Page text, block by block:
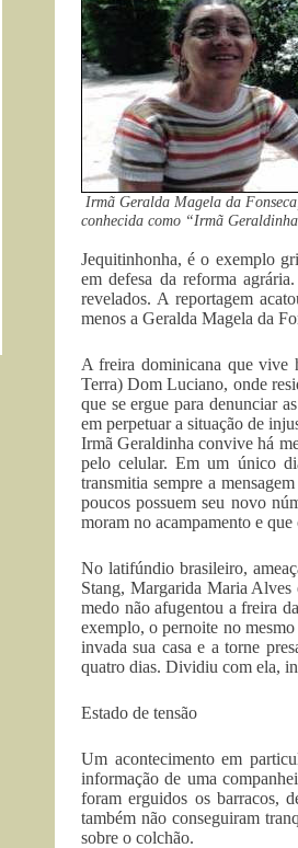
Irmã Geralda Magela da Fonseca,
conhecida como “Irmã
Jequitinhonha, é o exemplo
em defesa da reforma
revelados. A reportagem
menos a Geralda Magela da
A freira dominicana que vive
Terra) Dom Luciano, onde
que se ergue para denunciar
em perpetuar a situação de
Irmã Geraldinha convive há
pelo celular. Em um único
transmitia sempre a
poucos possuem seu novo
moram no acampamento e
No latifúndio brasileiro,
Stang, Margarida Maria Alves
medo não afugentou a freira
exemplo, o pernoite no
invada sua casa e a torne
quatro dias. Dividiu com ela,
Estado de tensão
Um acontecimento em
informação de uma
foram erguidos os barracos,
também não conseguiram
sobre o colchão.